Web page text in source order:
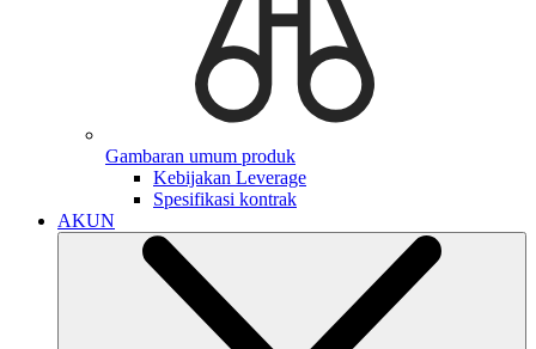
Gambaran umum produk
Kebijakan Leverage
Spesifikasi kontrak
AKUN